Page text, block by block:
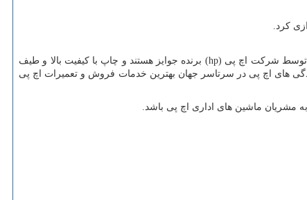
کرد.
توسط شرکت اچ پی hp)) برنده جوایز هستند و چاپ با کیفیت بالا و طیف
های اچ پی در سرتاسر جهان بهترین خدمات فروش و تعمیرات اچ پی
مشریان ماشین های اداری اچ پی باشد.